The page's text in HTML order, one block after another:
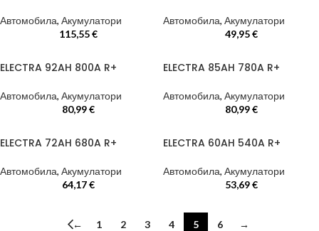
Автомобила, Акумулатори
115,55€
Автомобила, Акумулатори
49,95€
ELECTRA 92AH 800A R+
Автомобила, Акумулатори
80,99€
ELECTRA 85AH 780A R+
Автомобила, Акумулатори
80,99€
ELECTRA 72AH 680A R+
Автомобила, Акумулатори
64,17€
ELECTRA 60AH 540A R+
Автомобила, Акумулатори
53,69€
← 1 2 3 4 5 6 →